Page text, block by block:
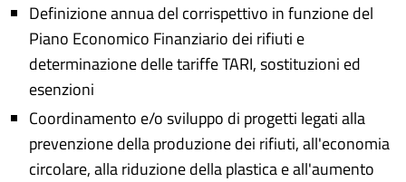
Definizione annua del corrispettivo in funzione del
Piano Economico Finanziario dei rifiuti e
determinazione delle tariffe TARI, sostituzioni ed
esenzioni
Coordinamento e/o sviluppo di progetti legati alla
prevenzione della produzione dei rifiuti, all'economia
circolare, alla riduzione della plastica e all'aumento